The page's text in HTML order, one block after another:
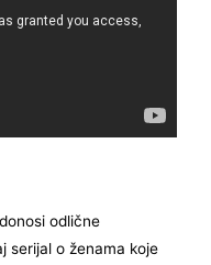
odlične
serijal o ženama koje